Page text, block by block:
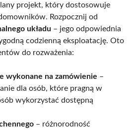
projekt, który dostosowuje
Rozpocznij od
układu – jego odpowiednia
codzienną eksploatację. Oto
do rozważenia:
wykonane na zamówienie –
dla osób, które pragną w
wykorzystać dostępną
– różnorodność